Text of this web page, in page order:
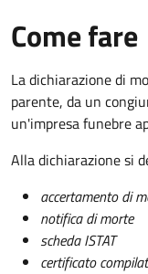
Come fare
La dichiarazione di
parente, da un
un'impresa funebre
Alla dichiarazione si
accertamento di
notifica di morte
scheda ISTAT
certificato